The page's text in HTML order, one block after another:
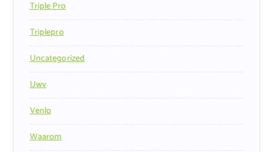
Triple Pro
Triplepro
Uncategorized
Uwv
Venlo
Waarom